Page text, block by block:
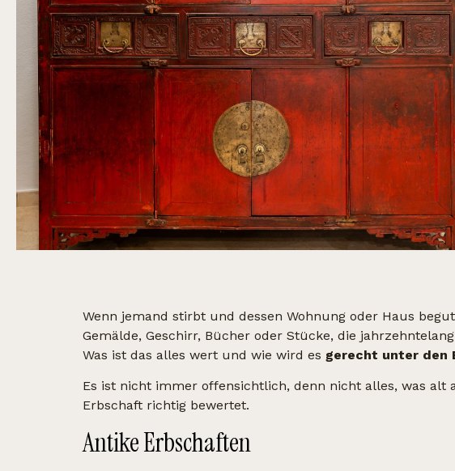
Wenn jemand stirbt und dessen Wohnung oder Haus
Gemälde, Geschirr, Bücher oder Stücke, die
Was ist das alles wert und wie wird es gerecht unter den
Es ist nicht immer offensichtlich, denn nicht alles, was alt
Erbschaft richtig bewertet.
Antike Erbschaften